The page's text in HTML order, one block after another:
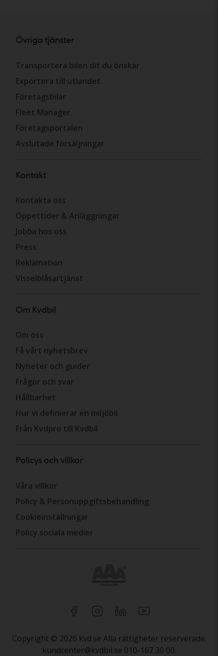
Övriga tjänster
Transportera bilen dit du önskar
Exportera till utlandet
Företagsbilar
Fleet Manager
Företagsportalen
Avslutade försäljningar
Kontakt
Kontakta oss
Öppettider & Anläggningar
Jobba hos oss
Press
Reklamation
Visselblåsartjänst
Om Kvdbil
Om oss
Få vårt nyhetsbrev
Nyheter och guider
Frågor och svar
Hållbarhet
Hur vi definierar en miljöbil
Från Kvdpro till Kvdbil
Policys och villkor
Våra villkor
Policy & Personuppgiftsbehandling
Cookieinställningar
Policy sociala medier
Copyright © 2026 kvd.se Alla rättigheter reserverade.
kundcenter@kvdbil.se 010-167 30 00.